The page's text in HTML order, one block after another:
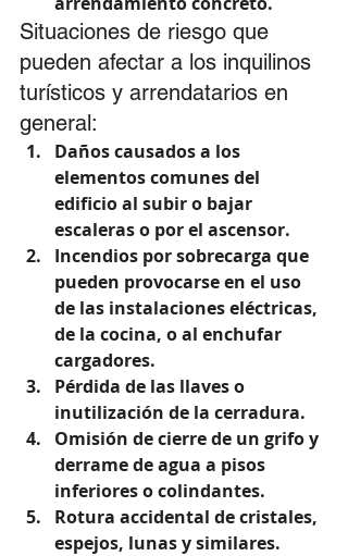
Situaciones de riesgo que
pueden afectar a los inquilinos
turísticos y arrendatarios en
general:
Daños causados a los
elementos comunes del
edificio al subir o bajar
escaleras o por el ascensor.
Incendios por sobrecarga que
pueden provocarse en el uso
de las instalaciones eléctricas,
de la cocina, o al enchufar
cargadores.
Pérdida de las llaves o
inutilización de la cerradura.
Omisión de cierre de un grifo y
derrame de agua a pisos
inferiores o colindantes.
Rotura accidental de cristales,
espejos, lunas y similares.